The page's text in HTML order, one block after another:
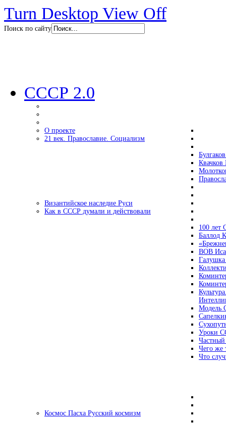
Turn Desktop View Off
Поиск по сайту
СССР 2.0
О проекте
21 век. Православие. Социализм
Византийское наследие Руси
Как в СССР думали и действовали
100 лет
Баллод
ВОВ
Модель
Уроки
Чего же
Что
Космос Пасха Русский космизм